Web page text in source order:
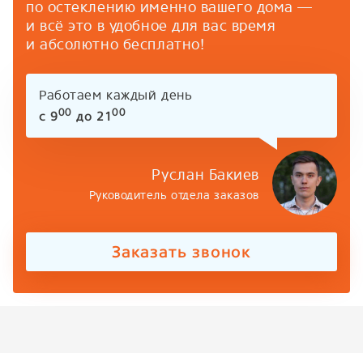
по остеклению именно вашего дома —
и всё это в удобное для вас время
и абсолютно бесплатно!
Работаем каждый день
с 900 до 2100
Руслан Бакиев
Руководитель отдела заказов
Заказать звонок